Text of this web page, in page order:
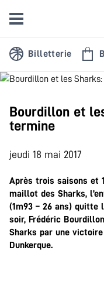
Billetterie
Bourdillon et
termine
jeudi 18 mai 2017
Après trois saisons et
maillot des Sharks,
(1m93 – 26 ans) quitte
soir, Frédéric
Sharks par une
Dunkerque.